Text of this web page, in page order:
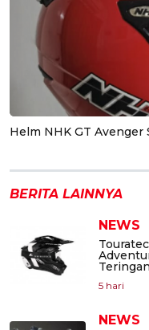
Helm NHK GT Avenger
BERITA LAINNYA
NEWS
5 hari
NEWS